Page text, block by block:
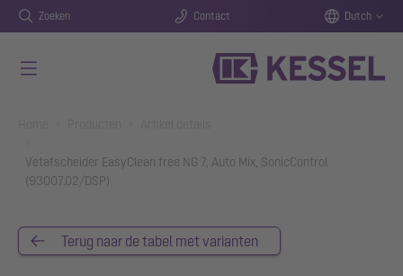
Zoeken Contact Dutch
Vetafscheider EasyClean free NG 7, Auto Mix, SonicControl
(93007.02/DSP)
Terug naar de tabel met varianten